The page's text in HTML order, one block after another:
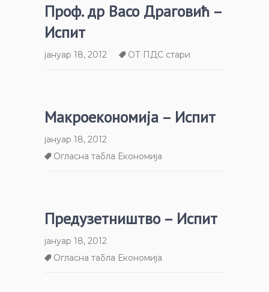
Проф. др Васо Драговић –
Испит
јануар 18, 2012 ОТ ПДС стари
Макроекономија – Испит
јануар 18, 2012
Огласна табла Економија
Предузетништво – Испит
јануар 18, 2012
Огласна табла Економија